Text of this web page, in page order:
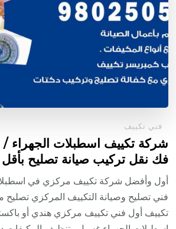
فني تكييف
فك نقل تركيب صيانة تصليح
أول وأفضل شركة تكييف مركزي في
فني تصليح وصيانة التكييف المركزي
تكييف أول فني تكييف مركزي هندي أو